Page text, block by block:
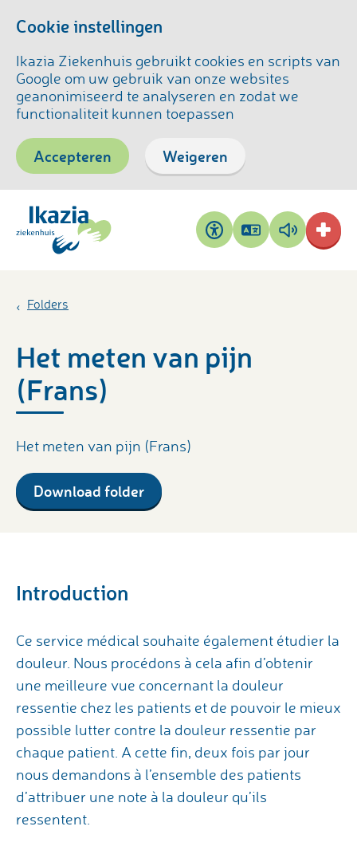
Cookie instellingen
Ikazia Ziekenhuis gebruikt cookies en scripts van
Google om uw gebruik van onze websites
geanonimiseerd te analyseren en zodat we
functionaliteit kunnen toepassen
Accepteren Weigeren
Toegankelijkheid
Pagina
vertalen
Pagina
voorlezen
Folders
Het meten van pijn
(Frans)
Het meten van pijn (Frans)
Download folder
Introduction
Ce service médical souhaite également étudier la
douleur. Nous procédons à cela afin d’obtenir
une meilleure vue concernant la douleur
ressentie chez les patients et de pouvoir le mieux
possible lutter contre la douleur ressentie par
chaque patient. A cette fin, deux fois par jour
nous demandons à l’ensemble des patients
d’attribuer une note à la douleur qu’ils
ressentent.